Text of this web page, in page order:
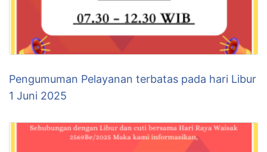
Pengumuman Pelayanan terbatas pada hari Libur
1 Juni 2025